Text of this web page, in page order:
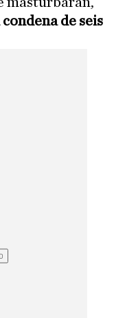
de seis